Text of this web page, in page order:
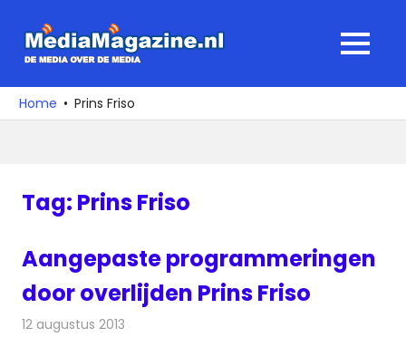
naar
media
over
MENU
Home Prins Friso
Tag: Prins Friso
Aangepaste programmeringen
door overlijden Prins Friso
12 augustus 2013